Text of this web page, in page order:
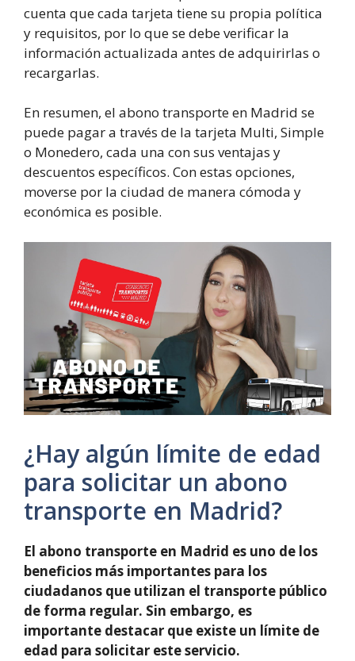
cuenta que cada tarjeta tiene su propia política
y requisitos, por lo que se debe verificar la
información actualizada antes de adquirirlas o
recargarlas.
En resumen, el abono transporte en Madrid se
puede pagar a través de la tarjeta Multi, Simple
o Monedero, cada una con sus ventajas y
descuentos específicos. Con estas opciones,
moverse por la ciudad de manera cómoda y
económica es posible.
¿Hay algún límite de edad
para solicitar un abono
transporte en Madrid?
El abono transporte en Madrid es uno de los
beneficios más importantes para los
ciudadanos que utilizan el transporte público
de forma regular. Sin embargo, es
importante destacar que existe un límite de
edad para solicitar este servicio.